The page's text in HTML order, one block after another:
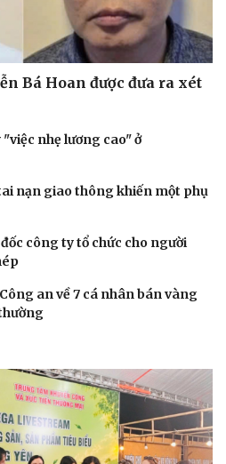
Câu chuyện thời sự
Đọc truyện đêm khuya
Cửa sổ tình yêu
Kể chuyện cho bé
Hạt giống tâm hồn
Bá Hoan được đưa ra xét
nhẹ lương cao" ở
nạn giao thông khiến một phụ
công ty tổ chức cho người
an về 7 cá nhân bán vàng